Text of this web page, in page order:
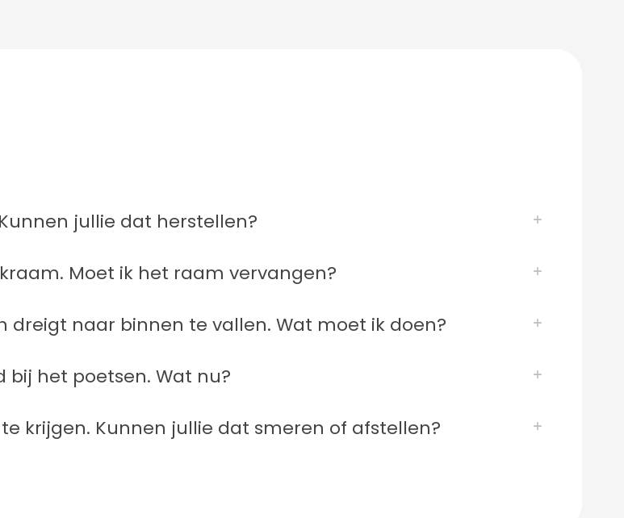
jullie dat herstellen?
Moet ik het raam vervangen?
naar binnen te vallen. Wat moet ik doen?
het poetsen. Wat nu?
krijgen. Kunnen jullie dat smeren of afstellen?